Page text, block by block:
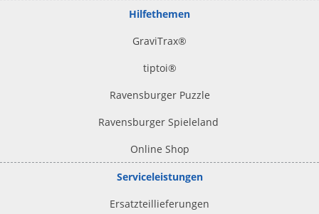
Hilfethemen
GraviTrax®
tiptoi®
Ravensburger Puzzle
Ravensburger Spieleland
Online Shop
Serviceleistungen
Ersatzteillieferungen